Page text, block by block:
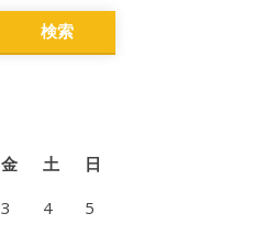
金 土
日
3 4
5